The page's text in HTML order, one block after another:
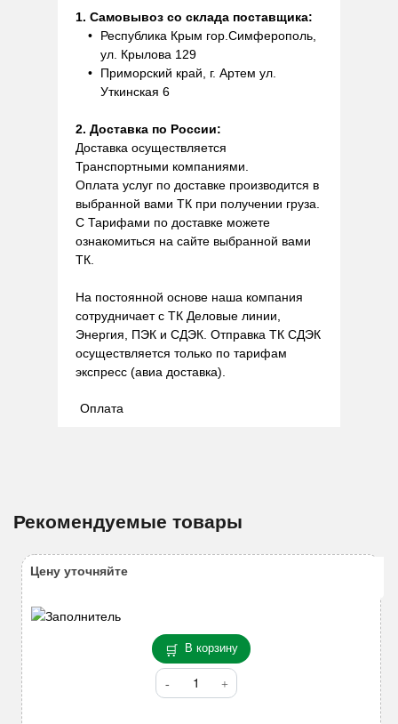
1. Самовывоз со склада поставщика:
Республика Крым гор.Симферополь,
ул. Крылова 129
Приморский край, г. Артем ул.
Уткинская 6
2. Доставка по России:
Доставка осуществляется
Транспортными компаниями.
Оплата услуг по доставке производится в
выбранной вами ТК при получении груза.
С Тарифами по доставке можете
ознакомиться на сайте выбранной вами
ТК.
На постоянной основе наша компания
сотрудничает с ТК Деловые линии,
Энергия, ПЭК и СДЭК. Отправка ТК СДЭК
осуществляется только по тарифам
экспресс (авиа доставка).
Оплата
Рекомендуемые товары
В корзину
Количество
товара
Цену уточняйте